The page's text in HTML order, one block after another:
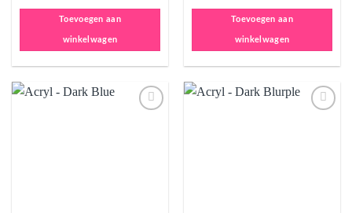
Toevoegen aan
winkelwagen
Toevoegen aan
winkelwagen